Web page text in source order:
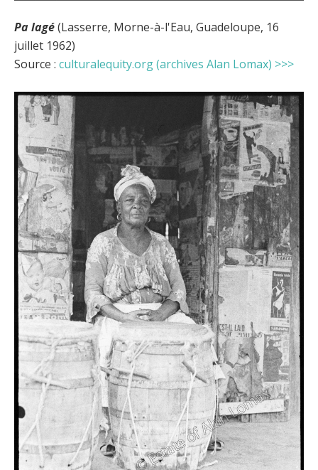
Pa lagé(Lasserre, Morne-à-l'Eau, Guadeloupe, 16
juillet 1962)
Source : culturalequity.org (archives Alan Lomax) >>>